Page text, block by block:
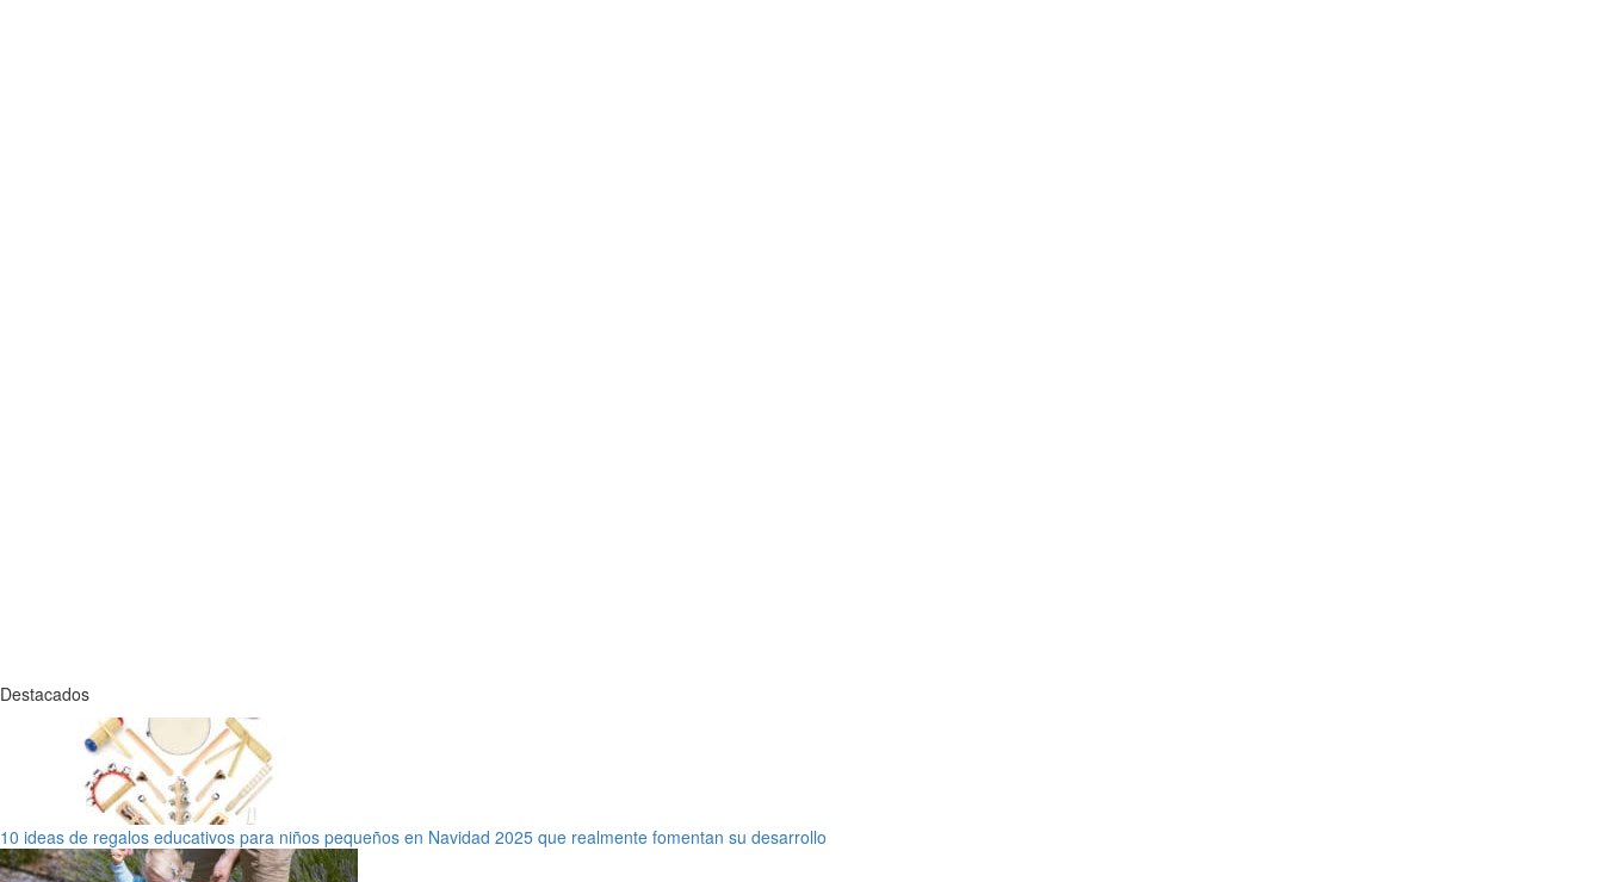
Destacados
10 ideas de regalos educativos para niños pequeños en Navidad 2025 que realmente fomentan su desarrollo